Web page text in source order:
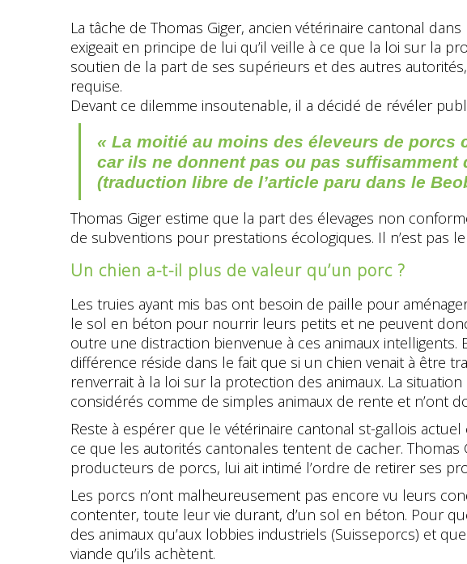
La tâche de Thomas Giger, ancien vétérinaire cantonal
exigeait en principe de lui qu’il veille à ce que la loi sur la
soutien de la part de ses supérieurs et des autres
requise.
Devant ce dilemme insoutenable, il a décidé de révéler
« La moitié au moins des éleveurs de
car ils ne donnent pas ou pas suffisamment
(traduction libre de l’article paru dans le
Thomas Giger estime que la part des élevages non
de subventions pour prestations écologiques. Il n’est pas
Un chien a-t-il plus de valeur qu’un porc ?
Les truies ayant mis bas ont besoin de paille pour
le sol en béton pour nourrir leurs petits et ne peuvent
outre une distraction bienvenue à ces animaux
différence réside dans le fait que si un chien venait à être
renverrait à la loi sur la protection des animaux. La
considérés comme de simples animaux de rente et n’ont
Reste à espérer que le vétérinaire cantonal st-gallois
ce que les autorités cantonales tentent de cacher.
producteurs de porcs, lui ait intimé l’ordre de retirer ses
Les porcs n’ont malheureusement pas encore vu leurs
contenter, toute leur vie durant, d’un sol en béton. Pour
des animaux qu’aux lobbies industriels (Suisseporcs) et
viande qu’ils achètent.